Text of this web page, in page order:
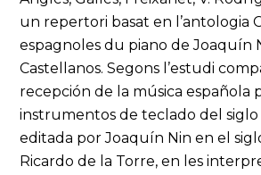
un repertori basat en l’antologia
espagnoles du piano de Joaquín
Castellanos. Segons l’estudi
recepción de la música española
instrumentos de teclado del siglo
editada por Joaquín Nin en el
Ricardo de la Torre, en les